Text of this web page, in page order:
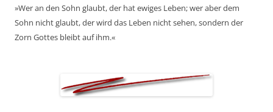
»Wer an den Sohn glaubt, der hat ewiges Leben; wer aber dem
Sohn nicht glaubt, der wird das Leben nicht sehen, sondern der
Zorn Gottes bleibt auf ihm.«